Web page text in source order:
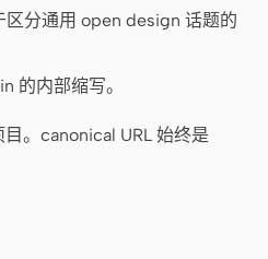
HTML to PPT
技能
区分通用 open design 话题的
的内部缩写。
。canonical URL 始终是